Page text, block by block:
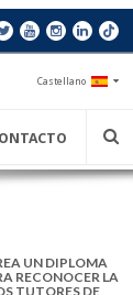
Castellano
UN DIPLOMA
RECONOCER LA
TUTORES DE